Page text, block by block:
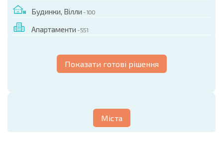
Будинки, Вілли - 100
Апартаменти - 551
Показати готові рішення
Міста